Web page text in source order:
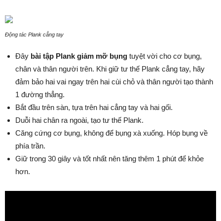
Động tác Plank cẳng tay
Đây bài tập Plank giảm mỡ bụng tuyệt vời cho cơ bụng,
chân và thân người trên. Khi giữ tư thế Plank cẳng tay, hãy
đảm bảo hai vai ngay trên hai cùi chỏ và thân người tạo thành
1 đường thẳng.
Bắt đầu trên sàn, tựa trên hai cẳng tay và hai gối.
Duỗi hai chân ra ngoài, tạo tư thế Plank.
Căng cứng cơ bụng, không để bụng xà xuống. Hóp bụng về
phía trần.
Giữ trong 30 giây và tốt nhất nên tăng thêm 1 phút để khỏe
hơn.